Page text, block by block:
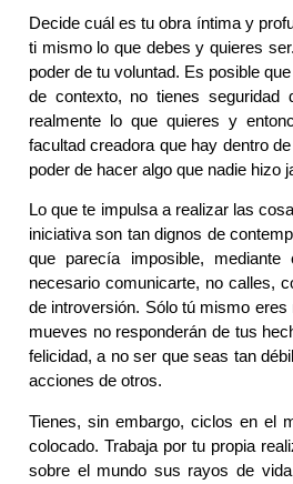
Decide cuál es tu obra íntima y
ti mismo lo que debes y quieres
poder de tu voluntad. Es posible
de contexto, no tienes
realmente lo que quieres y
facultad creadora que hay dentro
poder de hacer algo que nadie hizo
Lo que te impulsa a realizar las
iniciativa son tan dignos de
que parecía imposible,
necesario comunicarte, no calles,
de introversión. Sólo tú mismo
mueves no responderán de tus
felicidad, a no ser que seas tan
acciones de otros.
Tienes, sin embargo, ciclos en el
colocado. Trabaja por tu propia
sobre el mundo sus rayos de